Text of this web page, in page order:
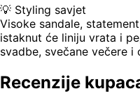
💡 Styling savjet
Visoke sandale,
istaknut će liniju vrata i
svadbe, svečane večere i
Recenzije